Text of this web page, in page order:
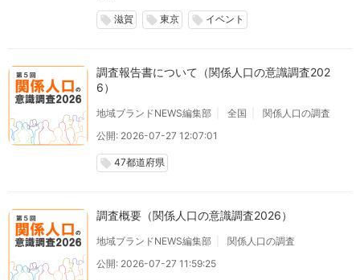
local_offer 滋賀 local_offer 東京 local_offer イベント
調査報告書について（関係人口の意識調査202
6）
地域ブランドNEWS編集部 全国
関係人口の調査
公開: 2026-07-27 12:07:01
local_offer 47都道府県
調査概要（関係人口の意識調査2026）
地域ブランドNEWS編集部
関係人口の調査
公開: 2026-07-27 11:59:25